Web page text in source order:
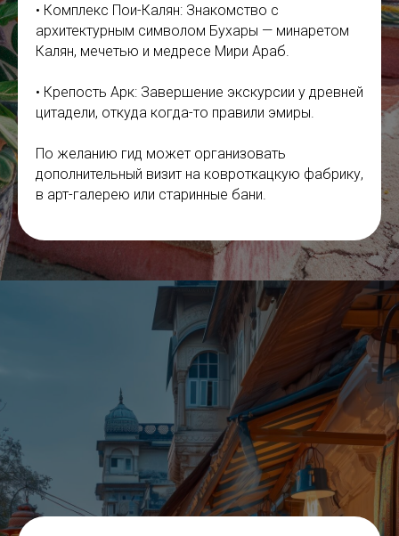
• Комплекс Пои-Калян: Знакомство с
архитектурным символом Бухары — минаретом
Калян, мечетью и медресе Мири Араб.
• Крепость Арк: Завершение экскурсии у древней
цитадели, откуда когда-то правили эмиры.
По желанию гид может организовать
дополнительный визит на ковроткацкую фабрику,
в арт-галерею или старинные бани.